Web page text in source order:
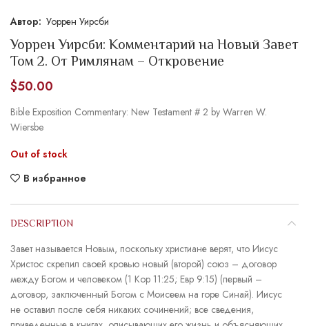
Уоррен Уирсби
Уоррен Уирсби: Комментарий на Новый Завет
Том 2. От Римлянам – Откровение
$50.00
Bible Exposition Commentary: New Testament # 2 by Warren W.
Wiersbe
Out of stock
В избранное
DESCRIPTION
Завет называется Новым, поскольку христиане верят, что Иисус
Христос скрепил своей кровью новый (второй) союз – договор
между Богом и человеком (1 Кор 11:25; Евр 9:15) (первый –
договор, заключенный Богом с Моисеем на горе Синай). Иисус
не оставил после себя никаких сочинений; все сведения,